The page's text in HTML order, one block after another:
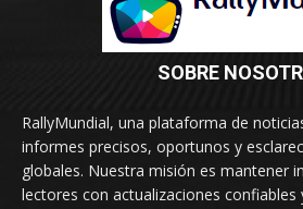
SOBRE
RallyMundial, una plataforma de
informes precisos, oportunos y
globales. Nuestra misión es mantener
lectores con actualizaciones confiables